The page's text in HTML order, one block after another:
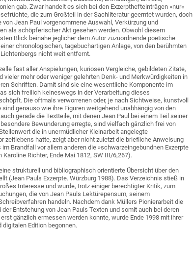
gab. Zwar handelt es sich bei den Exzerpthefteinträgen »nur«
die zum Großteil in der Sachliteratur geerntet wurden, doch
Jean Paul vorgenommene Auswahl, Verkürzung und
als schöpferischer Akt gesehen werden. Obwohl diesem
Blick beinahe jeglicher dem Autor zuzuordnende poetische
chronologischen, tagebuchartigen Anlage, von den berühmten
nicht weit entfernt.
fast aller Anspielungen, kuriosen Vergleiche, gebildeten Zitate,
vieler mehr oder weniger gelehrten Denk- und Merkwürdigkeiten in
Schriften. Damit sind sie eine wesentliche Komponente im
sich freilich keineswegs in der Verarbeitung dieses
Die oftmals verworrenen oder, je nach Sichtweise, kunstvoll
genauso wie ihre Figuren weitgehend unabhängig von den
gerade die Textteile, mit denen Jean Paul bei einem Teil seiner
Bewunderung erregte, sind vielfach gänzlich frei von
die in unermüdlicher Kleinarbeit angelegte
zeitlebens hatte, zeigt aber nicht zuletzt die briefliche Anweisung
Brandfall vor allem anderen die »schwarzeingebundnen Exzerpte
Richter, Ende Mai 1812, SW III/6,267).
strukturell und bibliographisch orientierte Übersicht über den
(Jean Pauls Exzerpte. Würzburg 1988). Das Verzeichnis stieß in
Interesse und wurde, trotz einiger berechtigter Kritik, zum
die von Jean Pauls Lektürepensum, seinem
handeln. Nachdem dank Müllers Pionierarbeit die
Entstehung von Jean Pauls Texten und somit auch bei deren
gänzlich ermessen werden konnte, wurde Ende 1998 mit ihrer
Edition begonnen.